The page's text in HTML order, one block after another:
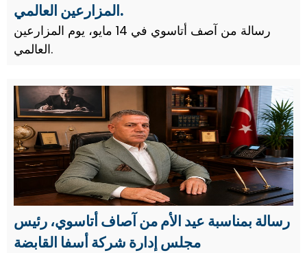
المزارعين العالمي.
رسالة من آصف أتاسوي في 14 مايو، يوم المزارعين
العالمي.
رسالة بمناسبة عيد الأم من آصاف أتاسوي، رئيس
مجلس إدارة شركة أسفا القابضة